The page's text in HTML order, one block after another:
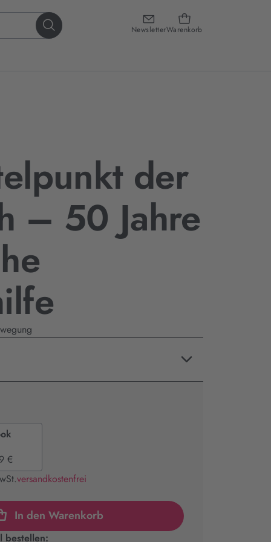
NewsletterWarenkorb
der
– 50 Jahre
€
versandkostenfrei
In den Warenkorb
bestellen: